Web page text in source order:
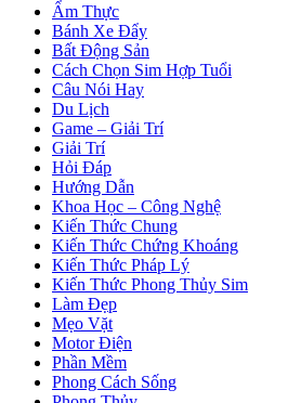
Ẩm Thực
Bánh Xe Đẩy
Bất Động Sản
Cách Chọn Sim Hợp Tuổi
Câu Nói Hay
Du Lịch
Game – Giải Trí
Giải Trí
Hỏi Đáp
Hướng Dẫn
Khoa Học – Công Nghệ
Kiến Thức Chung
Kiến Thức Chứng Khoáng
Kiến Thức Pháp Lý
Kiến Thức Phong Thủy Sim
Làm Đẹp
Mẹo Vặt
Motor Điện
Phần Mềm
Phong Cách Sống